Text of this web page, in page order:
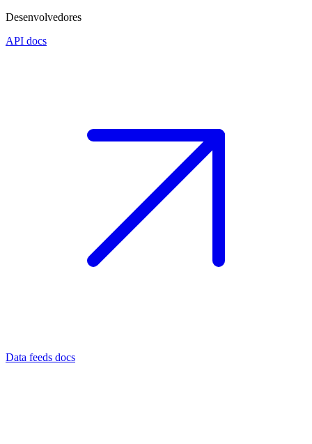
Desenvolvedores
API docs
Data feeds docs